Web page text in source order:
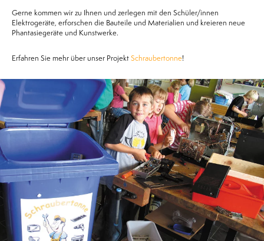
Gerne kommen wir zu Ihnen und zerlegen mit den Schüler/innen
Elektrogeräte, erforschen die Bauteile und Materialien und kreieren neue
Phantasiegeräte und Kunstwerke.
Erfahren Sie mehr über unser Projekt Schraubertonne!